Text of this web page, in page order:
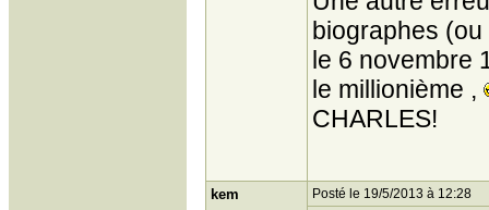
biographes
le 6 novembre
le millionième ,
CHARLES!
kem Posté le 19/5/2013 à 12:28